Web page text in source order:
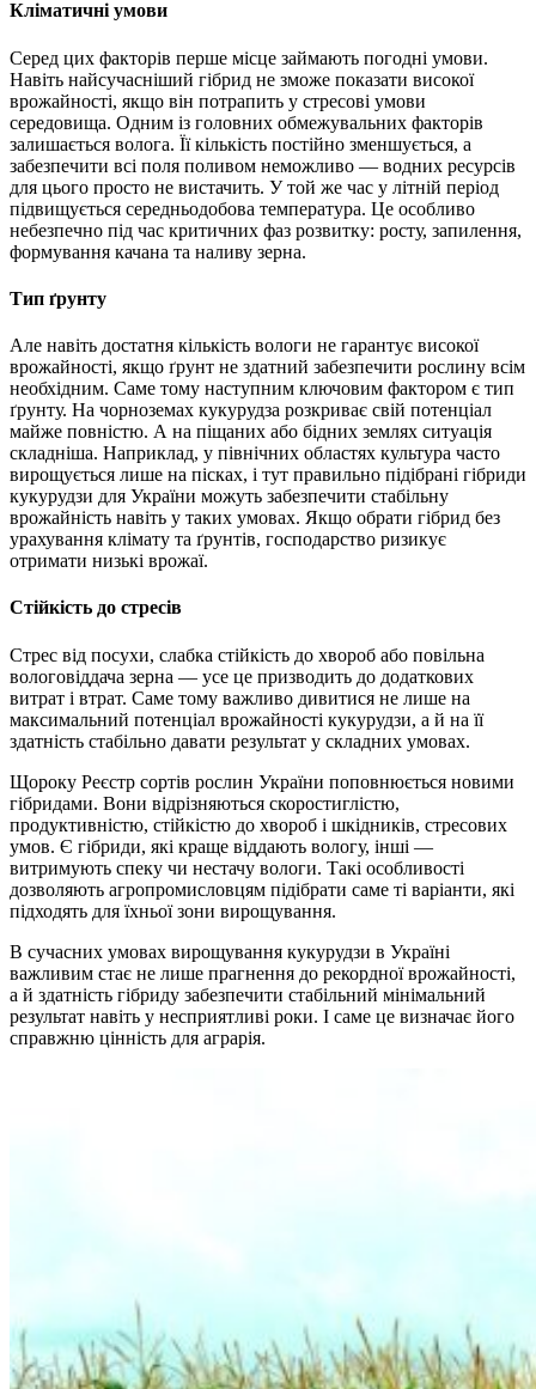
Кліматичні умови
Серед цих факторів перше місце займають погодні умови.
Навіть найсучасніший гібрид не зможе показати високої
врожайності, якщо він потрапить у стресові умови
середовища. Одним із головних обмежувальних факторів
залишається волога. Її кількість постійно зменшується, а
забезпечити всі поля поливом неможливо — водних ресурсів
для цього просто не вистачить. У той же час у літній період
підвищується середньодобова температура. Це особливо
небезпечно під час критичних фаз розвитку: росту, запилення,
формування качана та наливу зерна.
Тип ґрунту
Але навіть достатня кількість вологи не гарантує високої
врожайності, якщо ґрунт не здатний забезпечити рослину всім
необхідним. Саме тому наступним ключовим фактором є тип
ґрунту. На чорноземах кукурудза розкриває свій потенціал
майже повністю. А на піщаних або бідних землях ситуація
складніша. Наприклад, у північних областях культура часто
вирощується лише на пісках, і тут правильно підібрані гібриди
кукурудзи для України можуть забезпечити стабільну
врожайність навіть у таких умовах. Якщо обрати гібрид без
урахування клімату та ґрунтів, господарство ризикує
отримати низькі врожаї.
Стійкість до стресів
Стрес від посухи, слабка стійкість до хвороб або повільна
вологовіддача зерна — усе це призводить до додаткових
витрат і втрат. Саме тому важливо дивитися не лише на
максимальний потенціал врожайності кукурудзи, а й на її
здатність стабільно давати результат у складних умовах.
Щороку Реєстр сортів рослин України поповнюється новими
гібридами. Вони відрізняються скоростиглістю,
продуктивністю, стійкістю до хвороб і шкідників, стресових
умов. Є гібриди, які краще віддають вологу, інші —
витримують спеку чи нестачу вологи. Такі особливості
дозволяють агропромисловцям підібрати саме ті варіанти, які
підходять для їхньої зони вирощування.
В сучасних умовах вирощування кукурудзи в Україні
важливим стає не лише прагнення до рекордної врожайності,
а й здатність гібриду забезпечити стабільний мінімальний
результат навіть у несприятливі роки. І саме це визначає його
справжню цінність для аграрія.